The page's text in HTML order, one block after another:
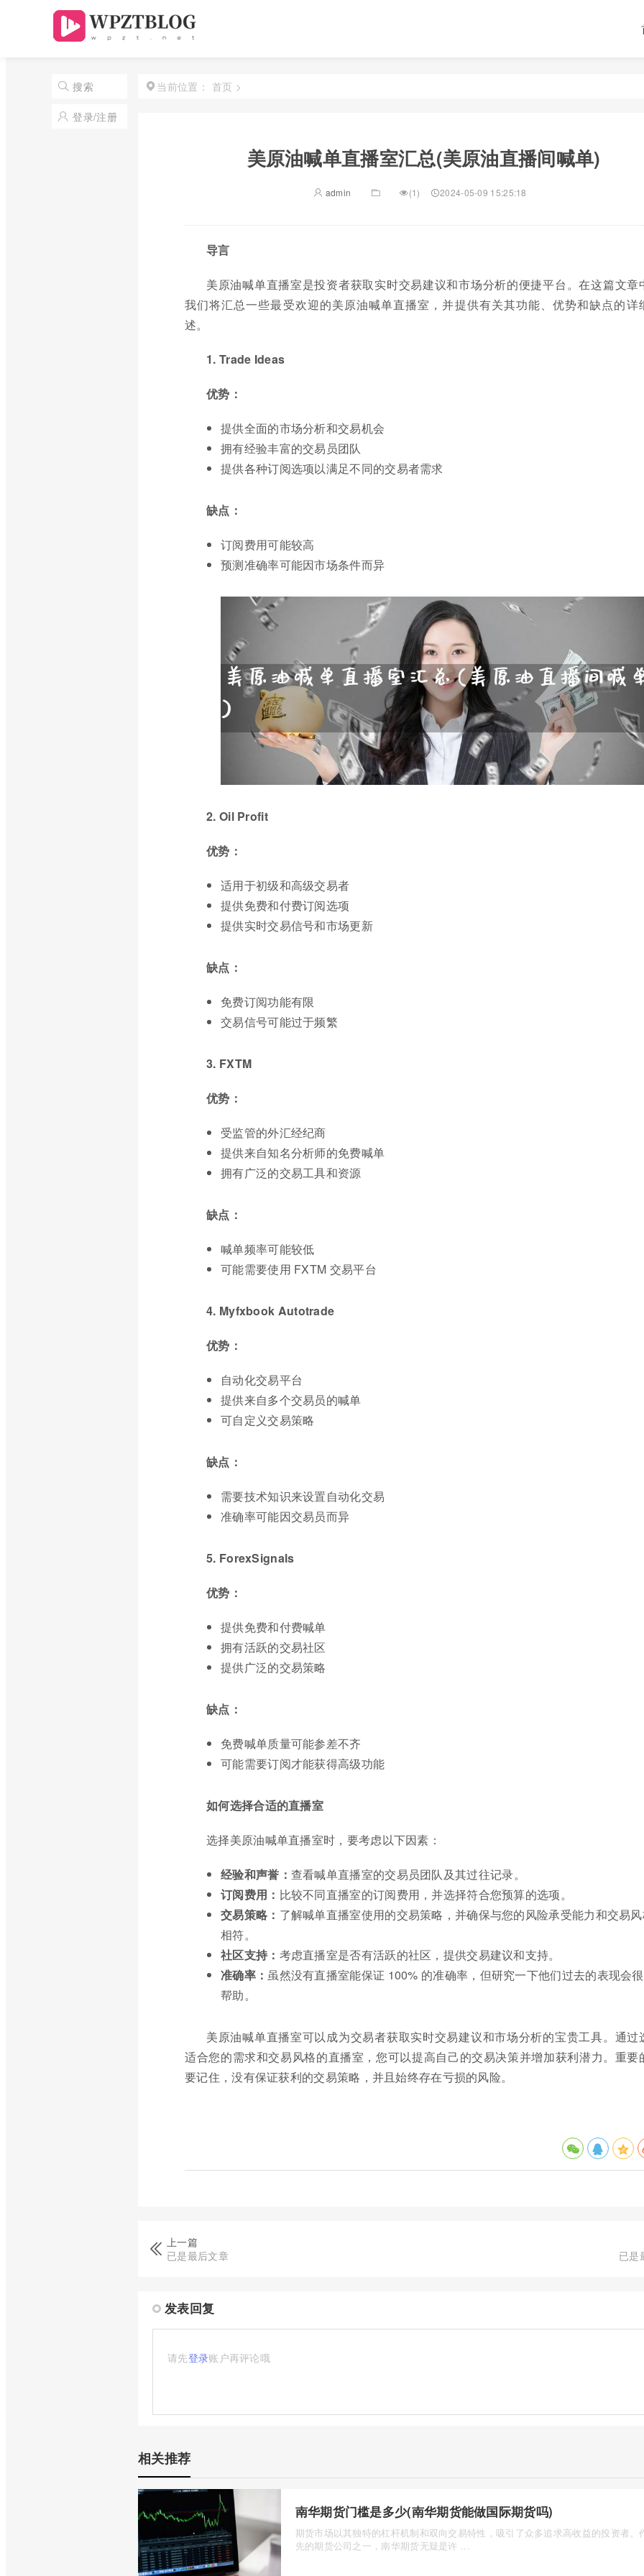
搜索
登录/注册
当前位置： 首页 >
美原油喊单直播室汇总(美原油直播间喊单)
admin (1) 2024-05-09 15:25:18
导言
美原油喊单直播室是投资者获取实时交易建议和市场分析的便捷平台。在这篇文章
我们将汇总一些最受欢迎的美原油喊单直播室，并提供有关其功能、优势和缺点的详
述。
1. Trade Ideas
优势：
提供全面的市场分析和交易机会
拥有经验丰富的交易员团队
提供各种订阅选项以满足不同的交易者需求
缺点：
订阅费用可能较高
预测准确率可能因市场条件而异
2. Oil Profit
优势：
适用于初级和高级交易者
提供免费和付费订阅选项
提供实时交易信号和市场更新
缺点：
免费订阅功能有限
交易信号可能过于频繁
3. FXTM
优势：
受监管的外汇经纪商
提供来自知名分析师的免费喊单
拥有广泛的交易工具和资源
缺点：
喊单频率可能较低
可能需要使用 FXTM 交易平台
4. Myfxbook Autotrade
优势：
自动化交易平台
提供来自多个交易员的喊单
可自定义交易策略
缺点：
需要技术知识来设置自动化交易
准确率可能因交易员而异
5. ForexSignals
优势：
提供免费和付费喊单
拥有活跃的交易社区
提供广泛的交易策略
缺点：
免费喊单质量可能参差不齐
可能需要订阅才能获得高级功能
如何选择合适的直播室
选择美原油喊单直播室时，要考虑以下因素：
经验和声誉： 查看喊单直播室的交易员团队及其过往记录。
订阅费用： 比较不同直播室的订阅费用，并选择符合您预算的选项。
交易策略： 了解喊单直播室使用的交易策略，并确保与您的风险承受能力和交易
相符。
社区支持： 考虑直播室是否有活跃的社区，提供交易建议和支持。
准确率：虽然没有直播室能保证 100% 的准确率，但研究一下他们过去的表现会
帮助。
美原油喊单直播室可以成为交易者获取实时交易建议和市场分析的宝贵工具。通过
适合您的需求和交易风格的直播室，您可以提高自己的交易决策并增加获利潜力。重要
要记住，没有保证获利的交易策略，并且始终存在亏损的风险。
上一篇
已是最后文章
已是
发表回复
请先登录账户再评论哦
相关推荐
南华期货门槛是多少(南华期货能做国际期货吗)
期货市场以其独特的杠杆机制和双向交易特性，吸引了众多追求高收益的投资者。
先的期货公司之一，南华期货无疑是许 ...